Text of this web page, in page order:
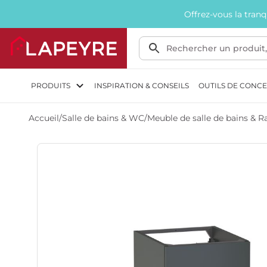
Offrez-vous la
PRODUITS INSPIRATION & CONSEILS OUTILS DE
Accueil/Salle de bains & WC/Meuble de salle de bains &